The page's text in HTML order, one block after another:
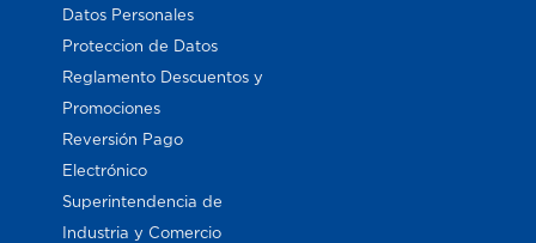
Datos Personales
Proteccion de Datos
Reglamento Descuentos y
Promociones
Reversión Pago
Electrónico
Superintendencia de
Industria y Comercio